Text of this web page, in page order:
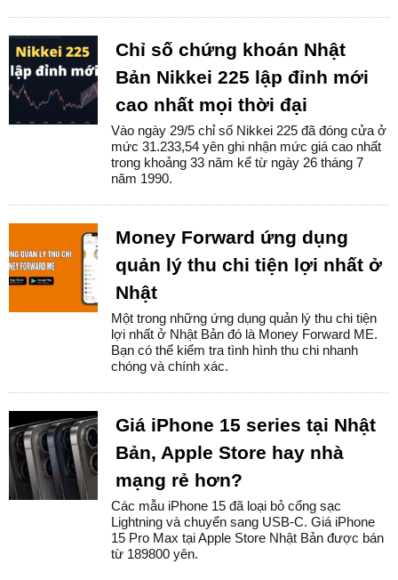
Chỉ số chứng khoán Nhật
Bản Nikkei 225 lập đỉnh mới
cao nhất mọi thời đại
Vào ngày 29/5 chỉ số Nikkei 225 đã đóng cửa ở
mức 31.233,54 yên ghi nhận mức giá cao nhất
trong khoảng 33 năm kể từ ngày 26 tháng 7
năm 1990.
Money Forward ứng dụng
quản lý thu chi tiện lợi nhất ở
Nhật
Một trong những ứng dụng quản lý thu chi tiện
lợi nhất ở Nhật Bản đó là Money Forward ME.
Bạn có thể kiểm tra tình hình thu chi nhanh
chóng và chính xác.
Giá iPhone 15 series tại Nhật
Bản, Apple Store hay nhà
mạng rẻ hơn?
Các mẫu iPhone 15 đã loại bỏ cổng sạc
Lightning và chuyển sang USB-C. Giá iPhone
15 Pro Max tại Apple Store Nhật Bản được bán
từ 189800 yên.